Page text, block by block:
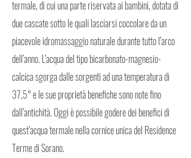
termale, di cui una parte riservata ai bambini, dotata di
due cascate sotto le quali lasciarsi coccolare da un
piacevole idromassaggio naturale durante tutto l’arco
dell’anno. L’acqua del tipo bicarbonato-magnesio-
calcica sgorga dalle sorgenti ad una temperatura di
37,5° e le sue proprietà benefiche sono note fino
dall’antichità. Oggi è possibile godere dei benefici di
quest’acqua termale nella cornice unica del Residence
Terme di Sorano.